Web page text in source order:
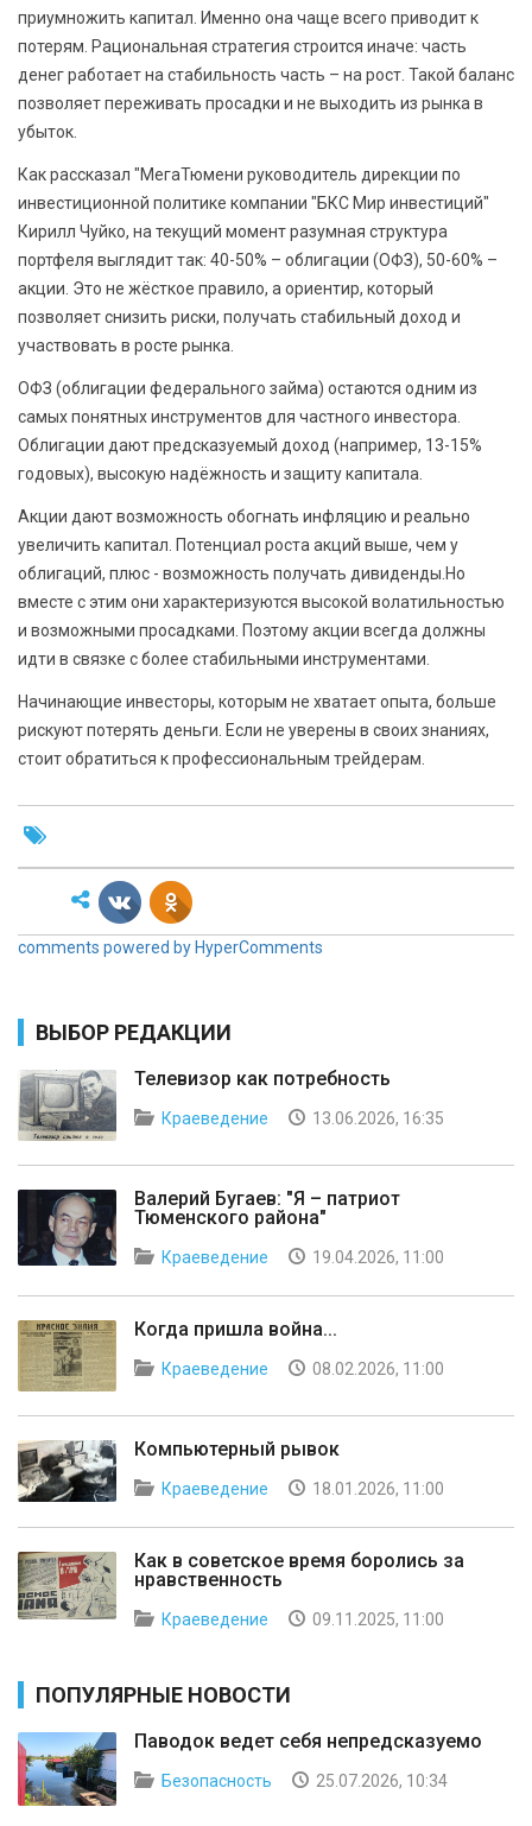
приумножить капитал. Именно она чаще всего приводит к
потерям. Рациональная стратегия строится иначе: часть
денег работает на стабильность часть – на рост. Такой баланс
позволяет переживать просадки и не выходить из рынка в
убыток.
Как рассказал "МегаТюмени руководитель дирекции по
инвестиционной политике компании "БКС Мир инвестиций"
Кирилл Чуйко, на текущий момент разумная структура
портфеля выглядит так: 40-50% – облигации (ОФЗ), 50-60% –
акции. Это не жёсткое правило, а ориентир, который
позволяет снизить риски, получать стабильный доход и
участвовать в росте рынка.
ОФЗ (облигации федерального займа) остаются одним из
самых понятных инструментов для частного инвестора.
Облигации дают предсказуемый доход (например, 13-15%
годовых), высокую надёжность и защиту капитала.
Акции дают возможность обогнать инфляцию и реально
увеличить капитал. Потенциал роста акций выше, чем у
облигаций, плюс - возможность получать дивиденды.Но
вместе с этим они характеризуются высокой волатильностью
и возможными просадками. Поэтому акции всегда должны
идти в связке с более стабильными инструментами.
Начинающие инвесторы, которым не хватает опыта, больше
рискуют потерять деньги. Если не уверены в своих знаниях,
стоит обратиться к профессиональным трейдерам.
comments powered by HyperComments
ВЫБОР РЕДАКЦИИ
Телевизор как потребность
Краеведение 13.06.2026, 16:35
Валерий Бугаев: "Я – патриот
Тюменского района"
Краеведение 19.04.2026, 11:00
Когда пришла война...
Краеведение 08.02.2026, 11:00
Компьютерный рывок
Краеведение 18.01.2026, 11:00
Как в советское время боролись за
нравственность
Краеведение 09.11.2025, 11:00
ПОПУЛЯРНЫЕ НОВОСТИ
Паводок ведет себя непредсказуемо
Безопасность 25.07.2026, 10:34